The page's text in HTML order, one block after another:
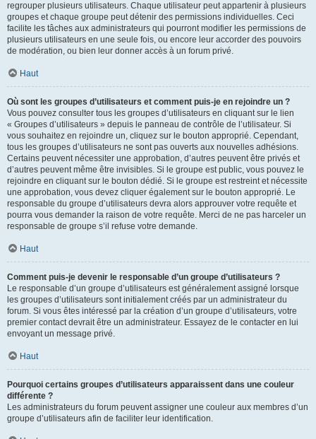
regrouper plusieurs utilisateurs. Chaque utilisateur peut appartenir à plusieurs
groupes et chaque groupe peut détenir des permissions individuelles. Ceci
facilite les tâches aux administrateurs qui pourront modifier les permissions de
plusieurs utilisateurs en une seule fois, ou encore leur accorder des pouvoirs
de modération, ou bien leur donner accès à un forum privé.
Haut
Où sont les groupes d’utilisateurs et comment puis-je en rejoindre un ?
Vous pouvez consulter tous les groupes d’utilisateurs en cliquant sur le lien
« Groupes d’utilisateurs » depuis le panneau de contrôle de l’utilisateur. Si
vous souhaitez en rejoindre un, cliquez sur le bouton approprié. Cependant,
tous les groupes d’utilisateurs ne sont pas ouverts aux nouvelles adhésions.
Certains peuvent nécessiter une approbation, d’autres peuvent être privés et
d’autres peuvent même être invisibles. Si le groupe est public, vous pouvez le
rejoindre en cliquant sur le bouton dédié. Si le groupe est restreint et nécessite
une approbation, vous devez cliquer également sur le bouton approprié. Le
responsable du groupe d’utilisateurs devra alors approuver votre requête et
pourra vous demander la raison de votre requête. Merci de ne pas harceler un
responsable de groupe s’il refuse votre demande.
Haut
Comment puis-je devenir le responsable d’un groupe d’utilisateurs ?
Le responsable d’un groupe d’utilisateurs est généralement assigné lorsque
les groupes d’utilisateurs sont initialement créés par un administrateur du
forum. Si vous êtes intéressé par la création d’un groupe d’utilisateurs, votre
premier contact devrait être un administrateur. Essayez de le contacter en lui
envoyant un message privé.
Haut
Pourquoi certains groupes d’utilisateurs apparaissent dans une couleur
différente ?
Les administrateurs du forum peuvent assigner une couleur aux membres d’un
groupe d’utilisateurs afin de faciliter leur identification.